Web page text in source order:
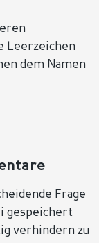
Leerzeichen
dem Namen
Frage
gespeichert
verhindern zu